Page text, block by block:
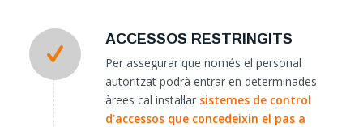
ACCESSOS RESTRINGITS
Per assegurar que només el personal
autoritzat podrà entrar en determinades
àrees cal instal·lar sistemes de control
d’accessos que concedeixin el pas a